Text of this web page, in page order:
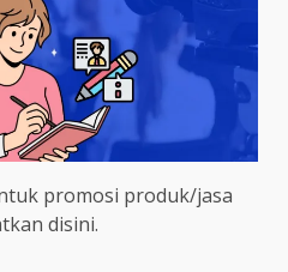
promosi produk/jasa
disini.